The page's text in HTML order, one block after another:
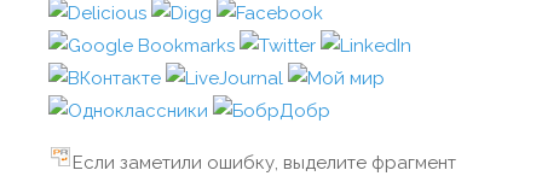
Если заметили ошибку, выделите фрагмент